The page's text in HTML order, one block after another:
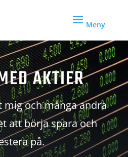
AKTIER
och många andra
att börja spara och
på.